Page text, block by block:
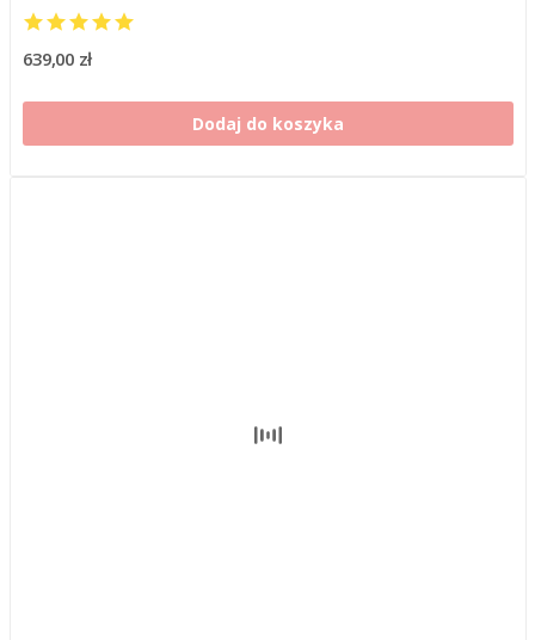
639,00 zł
Dodaj do koszyka